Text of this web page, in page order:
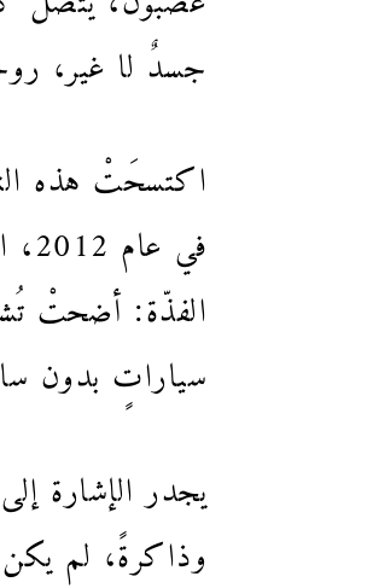
جسدٌ لا غير،
اكتسحَتْ هذه
الفذّة: أضحتْ
سياراتٍ بدون
وذاكرةً، لم